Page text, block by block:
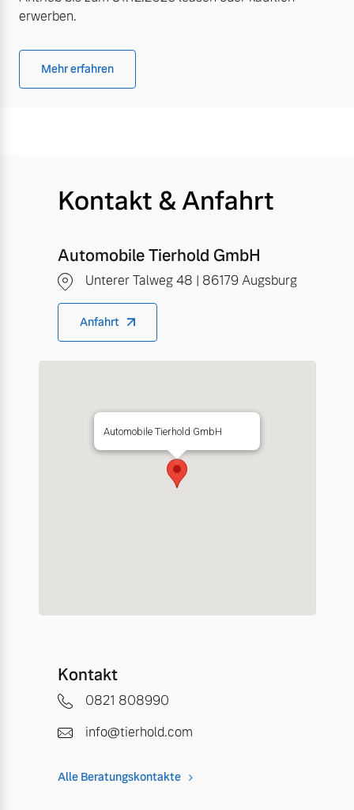
erwerben.
Mehr erfahren
Kontakt & Anfahrt
Automobile Tierhold GmbH
Unterer Talweg 48 | 86179 Augsburg
Anfahrt
Automobile Tierhold GmbH
Kontakt
0821 808990
info@tierhold.com
Alle Beratungskontakte